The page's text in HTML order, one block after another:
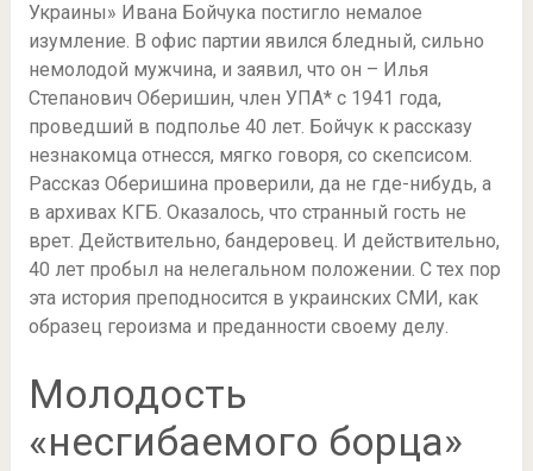
Украины» Ивана Бойчука постигло немалое
изумление. В офис партии явился бледный, сильно
немолодой мужчина, и заявил, что он – Илья
Степанович Оберишин, член УПА* с 1941 года,
проведший в подполье 40 лет. Бойчук к рассказу
незнакомца отнесся, мягко говоря, со скепсисом.
Рассказ Оберишина проверили, да не где-нибудь, а
в архивах КГБ. Оказалось, что странный гость не
врет. Действительно, бандеровец. И действительно,
40 лет пробыл на нелегальном положении. С тех пор
эта история преподносится в украинских СМИ, как
образец героизма и преданности своему делу.
Молодость
«несгибаемого борца»